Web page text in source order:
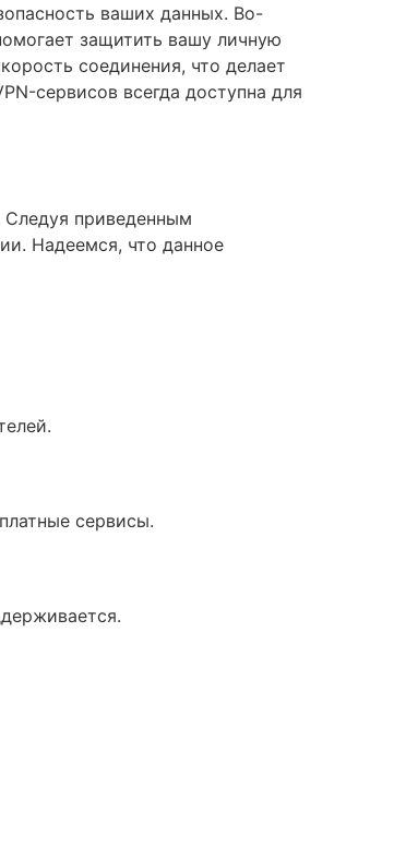
ваших данных. Во-
защитить вашу личную
соединения, что делает
сервисов всегда доступна для
Следуя приведенным
Надеемся, что данное
сервисы.